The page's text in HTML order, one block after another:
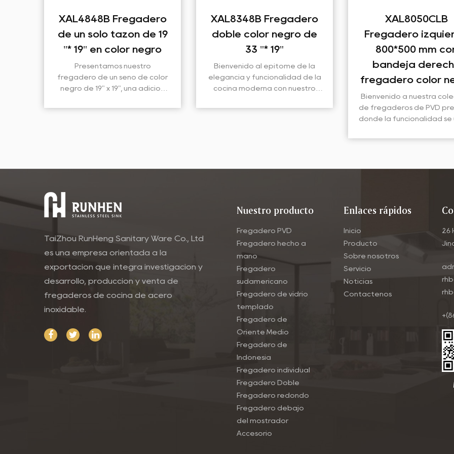
Fregadero
un solo tazón de 19
"* 19" en color negro
Presentamos nuestro
de un seno de color
negro de 19" x 19", una adición
XAL8348B Fregadero
doble color negro de
Bienvenido al epítome de la
elegancia y funcionalidad de la
cocina moderna con nuestro
XAL8050CLB
Fregadero izquierdo
800*500 mm con
bandeja derecha
fregadero color negro
Bienvenido a nuestra colección
de fregaderos de PVD premium,
donde la funcionalidad se une al
TaiZhou RunHeng Sanitary Ware Co., Ltd
es una empresa orientada a la
exportación que integra investigación y
desarrollo, producción y venta de
fregaderos de cocina de acero
inoxidable.
Nuestro producto
Fregadero PVD
Fregadero hecho a
mano
Fregadero
sudamericano
Fregadero de vidrio
templado
Fregadero de
Oriente Medio
Fregadero de
Indonesia
Fregadero individual
Fregadero Doble
Fregadero redondo
Fregadero debajo
del mostrador
Accesorio
Enlaces rápidos
Inicio
Producto
Sobre nosotros
Servicio
Noticias
Contáctenos
26